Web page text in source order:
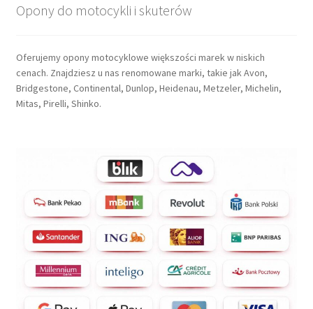
Opony do motocykli i skuterów
Oferujemy opony motocyklowe większości marek w niskich
cenach. Znajdziesz u nas renomowane marki, takie jak Avon,
Bridgestone, Continental, Dunlop, Heidenau, Metzeler, Michelin,
Mitas, Pirelli, Shinko.